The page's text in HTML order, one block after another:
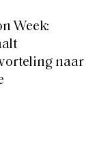
Week:
naar